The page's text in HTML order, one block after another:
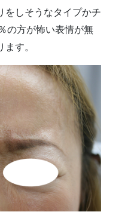
をしそうなタイプかチ
の方が怖い表情が無
す。